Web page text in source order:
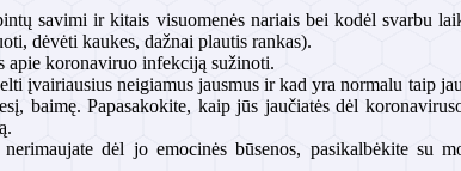
savimi ir kitais visuomenės nariais bei kodėl svarbu
dėvėti kaukes, dažnai plautis rankas).
apie koronaviruo infekciją sužinoti.
įvairiausius neigiamus jausmus ir kad yra normalu taip
baimę. Papasakokite, kaip jūs jaučiatės dėl
dėl jo emocinės būsenos, pasikalbėkite su